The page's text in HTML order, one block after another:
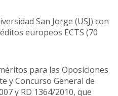
San Jorge (USJ) con
europeos ECTS (70
para las Oposiciones
y Concurso General de
y RD 1364/2010, que